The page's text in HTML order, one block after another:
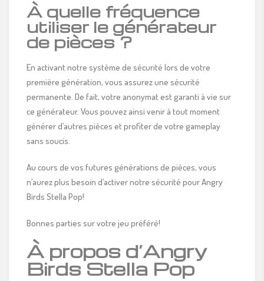
À quelle fréquence
utiliser le générateur
de pièces ?
En activant notre système de sécurité lors de votre
première génération, vous assurez une sécurité
permanente. De fait, votre anonymat est garanti à vie sur
ce générateur. Vous pouvez ainsi venir à tout moment
générer d’autres pièces et profiter de votre gameplay
sans soucis.
Au cours de vos futures générations de pièces, vous
n’aurez plus besoin d’activer notre sécurité pour Angry
Birds Stella Pop!
Bonnes parties sur votre jeu préféré!
À propos d’Angry
Birds Stella Pop